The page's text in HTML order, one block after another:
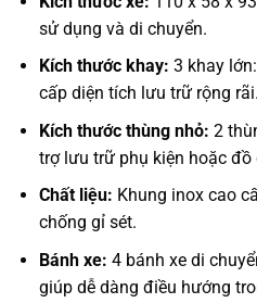
sử dụng và di chuyển.
Kích thước khay: 3 khay
cấp diện tích lưu trữ rộng rãi.
Kích thước thùng nhỏ: 2
trợ lưu trữ phụ kiện hoặc đồ
Chất liệu: Khung inox cao
chống gỉ sét.
Bánh xe: 4 bánh xe di
giúp dễ dàng điều hướng